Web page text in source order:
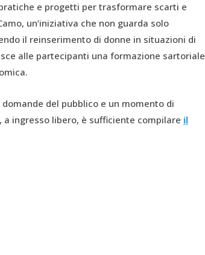
e progetti per trasformare scarti e
un’iniziativa che non guarda solo
il reinserimento di donne in situazioni di
alle partecipanti una formazione sartoriale
del pubblico e un momento di
ingresso libero, è sufficiente compilare il